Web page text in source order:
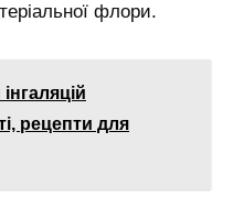
флори.
рецепти для